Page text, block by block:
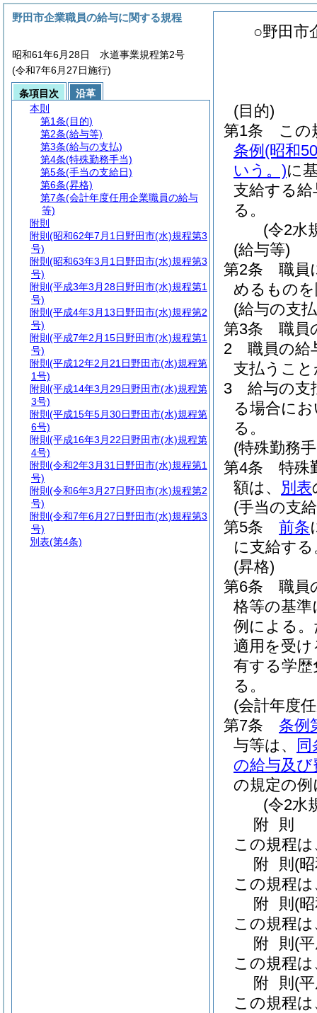
○野田市
(目的)
第1条
この
条例 (昭和
いう。)に
支給する
る。
(令2水
(給与等)
第2条
職員
めるもの
(給与の支
第3条
職員
2
職員の給
支払うこ
3
給与の支
る場合に
る。
(特殊勤務
第4条
特殊
額は、 別表
(手当の支
第5条
前条
に支給する
(昇格)
第6条
職員
格等の基
例による。
適用を受け
有する学
る。
(会計年度
第7条
条例
与等は、
同
の給与及
の規定の
(令2水
附 則
この規程
附 則 (
この規程
附 則 (
この規程
附 則 (
この規程
附 則 (
この規程
野田市企業職員の給与に関する規程
昭和61年6月28日 水道事業規程第2号
(令和7年6月27日施行)
条項目次
沿革
本則
第1条(目的)
第2条(給与等)
第3条(給与の支払)
第4条(特殊勤務手当)
第5条(手当の支給日)
第6条(昇格)
第7条(会計年度任用企業職員の給与
等)
附則
附則 (昭和62年7月1日野田市(水)規程第3
号)
附則 (昭和63年3月1日野田市(水)規程第3
号)
附則 (平成3年3月28日野田市(水)規程第1
号)
附則 (平成4年3月13日野田市(水)規程第2
号)
附則 (平成7年2月15日野田市(水)規程第1
号)
附則 (平成12年2月21日野田市(水)規程第
1号)
附則 (平成14年3月29日野田市(水)規程第
3号)
附則 (平成15年5月30日野田市(水)規程第
6号)
附則 (平成16年3月22日野田市(水)規程第
4号)
附則 (令和2年3月31日野田市(水)規程第1
号)
附則 (令和6年3月27日野田市(水)規程第2
号)
附則 (令和7年6月27日野田市(水)規程第3
号)
別表(第4条)